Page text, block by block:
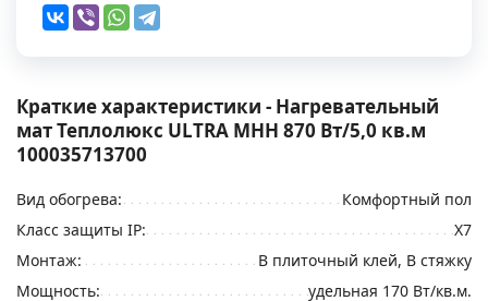
Краткие характеристики - Нагревательный
мат Теплолюкс ULTRA МНН 870 Вт/5,0 кв.м
100035713700
Вид обогрева:
Комфортный пол
Класс защиты IP:
Х7
Монтаж:
В плиточный клей, В стяжку
Мощность:
удельная 170 Вт/кв.м.